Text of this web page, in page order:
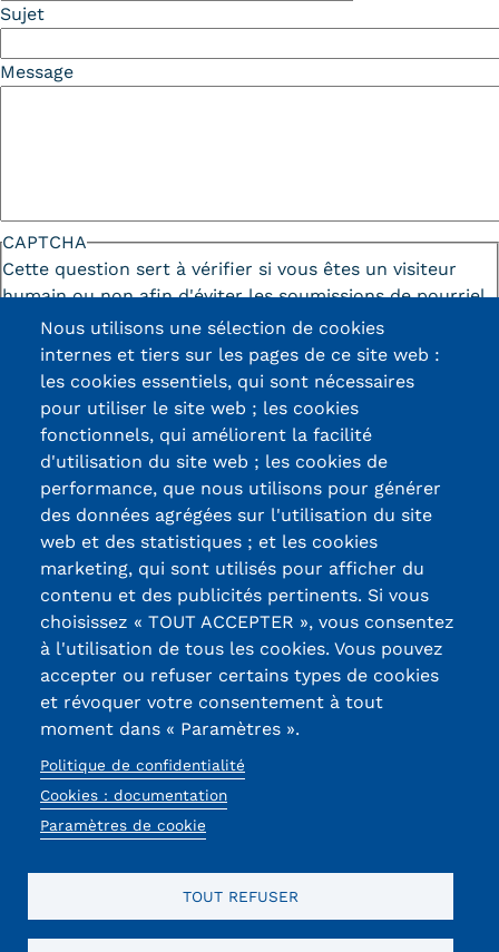
Infos entreprises
Taxe d'apprentissage
Infos enseignants
Être enseignant au Cnam
Infos partenaires
Liste des partenaires
Communication
Kits communications Cnam
Prospect
Fiche contact salons, forums,
JPO
Sujet
Message
CAPTCHA
Cette question sert à vérifier si vous êtes un visiteur
humain ou non afin d'éviter les soumissions de pourriel
(spam) automatisées.
13, Rue Ernest
Thierry-Mieg
90010 BELFORT
Cedex
03 84 58 33 10
Réseaux
sociaux
Certifications /
Labels qualité
Nous utilisons une sélection de cookies
internes et tiers sur les pages de ce site web :
les cookies essentiels, qui sont nécessaires
pour utiliser le site web ; les cookies
fonctionnels, qui améliorent la facilité
d'utilisation du site web ; les cookies de
performance, que nous utilisons pour générer
des données agrégées sur l'utilisation du site
web et des statistiques ; et les cookies
marketing, qui sont utilisés pour afficher du
contenu et des publicités pertinents. Si vous
choisissez « TOUT ACCEPTER », vous consentez
à l'utilisation de tous les cookies. Vous pouvez
accepter ou refuser certains types de cookies
et révoquer votre consentement à tout
moment dans « Paramètres ».
Politique de confidentialité
Cookies : documentation
Paramètres de cookie
TOUT REFUSER